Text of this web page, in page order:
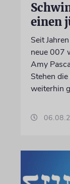
einen
Seit
neue 007
Amy
Stehen
weiterhin